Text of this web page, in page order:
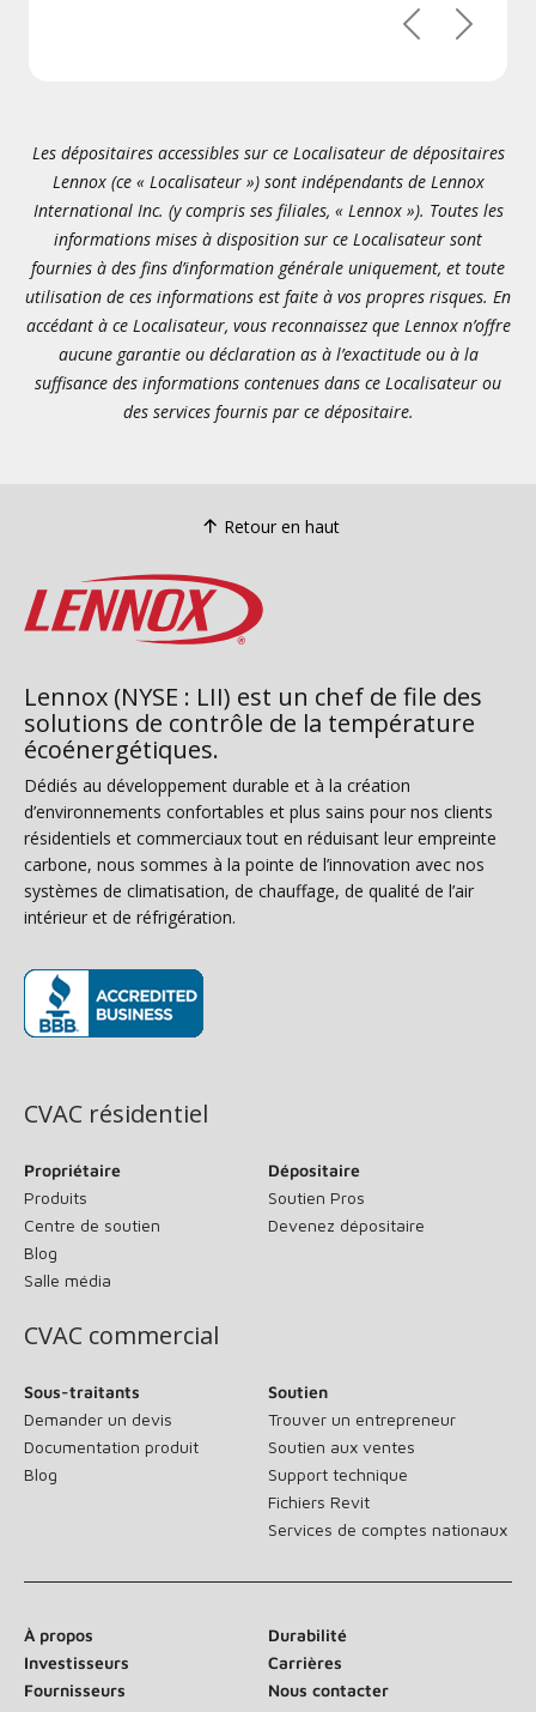
PrécédentSuivant
Les dépositaires accessibles sur ce Localisateur de dépositaires
Lennox (ce « Localisateur ») sont indépendants de Lennox
International Inc. (y compris ses filiales, « Lennox »). Toutes les
informations mises à disposition sur ce Localisateur sont
fournies à des fins d’information générale uniquement, et toute
utilisation de ces informations est faite à vos propres risques. En
accédant à ce Localisateur, vous reconnaissez que Lennox n’offre
aucune garantie ou déclaration as à l’exactitude ou à la
suffisance des informations contenues dans ce Localisateur ou
des services fournis par ce dépositaire.
Retour en haut
Lennox (NYSE : LII) est un chef de file des
solutions de contrôle de la température
écoénergétiques.
Dédiés au développement durable et à la création
d’environnements confortables et plus sains pour nos clients
résidentiels et commerciaux tout en réduisant leur empreinte
carbone, nous sommes à la pointe de l’innovation avec nos
systèmes de climatisation, de chauffage, de qualité de l’air
intérieur et de réfrigération.
CVAC résidentiel
Propriétaire
Produits
Centre de soutien
Blog
Salle média
Dépositaire
Soutien Pros
Devenez dépositaire
CVAC commercial
Sous-traitants
Demander un devis
Documentation produit
Blog
Soutien
Trouver un entrepreneur
Soutien aux ventes
Support technique
Fichiers Revit
Services de comptes nationaux
À propos
Durabilité
Investisseurs
Carrières
Fournisseurs
Nous contacter